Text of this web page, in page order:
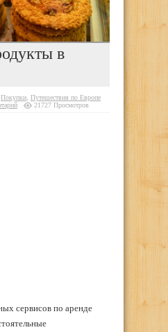
в
Покупки Путешествия по Европе
21727 Просмотров
сервисов по аренде